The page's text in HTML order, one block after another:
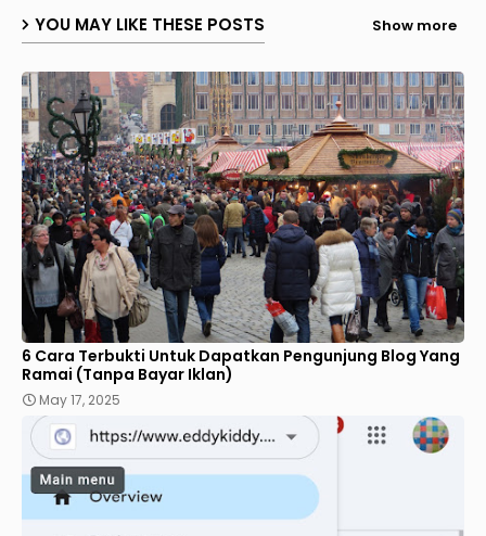
YOU MAY LIKE THESE POSTS Show more
6 Cara Terbukti Untuk Dapatkan Pengunjung Blog Yang
Ramai (Tanpa Bayar Iklan)
May 17, 2025